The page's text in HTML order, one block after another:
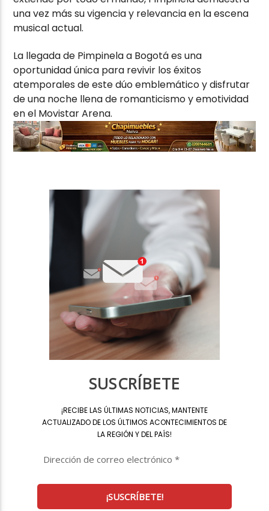
una vez más su vigencia y relevancia en la escena
musical actual.
La llegada de Pimpinela a Bogotá es una
oportunidad única para revivir los éxitos
atemporales de este dúo emblemático y disfrutar
de una noche llena de romanticismo y emotividad
en el Movistar Arena.
SUSCRÍBETE
¡RECIBE LAS ÚLTIMAS NOTICIAS, MANTENTE
ACTUALIZADO DE LOS ÚLTIMOS ACONTECIMIENTOS DE
LA REGIÓN Y DEL PAÍS!